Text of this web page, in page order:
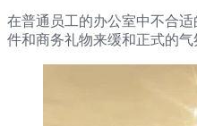
在普通员工的办公室中不合
件和商务礼物来缓和正式的气